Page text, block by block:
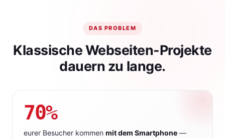
DAS PROBLEM
Klassische Webseiten-Projekte
dauern zu lange.
70%
eurer Besucher kommen mit dem Smartphone—